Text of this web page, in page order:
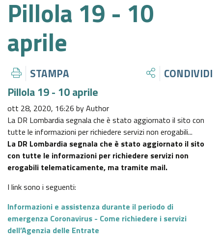
Pillola 19 - 10
aprile
STAMPA
CONDIVIDI
Pillola 19 - 10 aprile
ott 28, 2020, 16:26 by Author
La DR Lombardia segnala che è stato aggiornato il sito con
tutte le informazioni per richiedere servizi non erogabili...
La DR Lombardia segnala che è stato aggiornato il sito
con tutte le informazioni per richiedere servizi non
erogabili telematicamente, ma tramite mail.
I link sono i seguenti:
Informazioni e assistenza durante il periodo di
emergenza Coronavirus - Come richiedere i servizi
dell’Agenzia delle Entrate
ACCORDI PER LA FORMAZIONE PROFESSIONALE
ALTRI ACCORDI
ITALIA PROFESSIONI
CENTRO STUDI ODCEC MILANO
DOCUMENTAZIONE ASSEMBLEA 2019
DOCUMENTAZIONE ASSEMBLEA 2018
DOCUMENTAZIONE ASSEMBLEA 2017
LAVORO DIRITTI EUROPA
INTERPELLI ADE
DESK ADE
REGISTRO DEI TITOLARI EFFETTIVI
EDITORIALI
QUADERNI
ENTI TERZI
CALENDARI
OBBLIGHI FORMATIVI ALBI, REGISTRI O ELENCHI
AREA 8 - AMBITI SETTORIALI E CONTESTI NORMATIVI
SPECIFICI
AREA 9 - GESTIONE, ORGANIZZAZIONE E SVILUPPO
DELLO STUDIO PROFESSIONALE
COMMISSIONI CONSIGLIATURA 2022/2026
COMMISSIONI CONSIGLIATURA 2017/2022
ATTIVITÀ E PROCEDIMENTI
PROVVEDIMENTI
BANDI DI GARA E CONTRATTI
SOVVENZIONI, CONTRIBUTI, SUSSIDI, VANTAGGI
ECONOMICI
BILANCI
CONTROLLI E RILIEVI SULL'AMMINISTRAZIONE
SERVIZI EROGATI
MEF
CNPR
COMUNE DI MILANO
CITTÀ METROPOLITANA DI MILANO
GAZZETTA UFFICIALE